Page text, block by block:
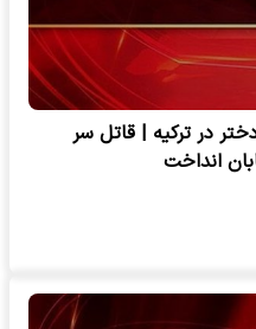
در ترکیه | قاتل سر
انداخت